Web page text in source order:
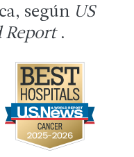
según US
Report.